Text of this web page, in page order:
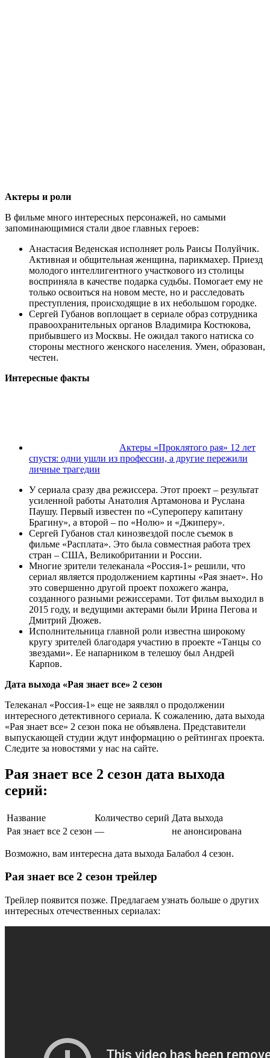
Актеры и роли
В фильме много интересных персонажей, но самыми
запоминающимися стали двое главных героев:
Анастасия Веденская исполняет роль Раисы Полуйчик.
Активная и общительная женщина, парикмахер. Приезд
молодого интеллигентного участкового из столицы
восприняла в качестве подарка судьбы. Помогает ему не
только освоиться на новом месте, но и расследовать
преступления, происходящие в их небольшом городке.
Сергей Губанов воплощает в сериале образ сотрудника
правоохранительных органов Владимира Костюкова,
прибывшего из Москвы. Не ожидал такого натиска со
стороны местного женского населения. Умен, образован,
честен.
Интересные факты
Актеры «Проклятого рая» 12 лет
спустя: одни ушли из профессии, а другие пережили
личные трагедии
У сериала сразу два режиссера. Этот проект – результат
усиленной работы Анатолия Артамонова и Руслана
Паушу. Первый известен по «Супероперу капитану
Брагину», а второй – по «Нолю» и «Джиперу».
Сергей Губанов стал кинозвездой после съемок в
фильме «Расплата». Это была совместная работа трех
стран – США, Великобритании и России.
Многие зрители телеканала «Россия-1» решили, что
сериал является продолжением картины «Рая знает». Но
это совершенно другой проект похожего жанра,
созданного разными режиссерами. Тот фильм выходил в
2015 году, и ведущими актерами были Ирина Пегова и
Дмитрий Дюжев.
Исполнительница главной роли известна широкому
кругу зрителей благодаря участию в проекте «Танцы со
звездами». Ее напарником в телешоу был Андрей
Карпов.
Дата выхода «Рая знает все» 2 сезон
Телеканал «Россия-1» еще не заявлял о продолжении
интересного детективного сериала. К сожалению, дата выхода
«Рая знает все» 2 сезон пока не объявлена. Представители
выпускающей студии ждут информацию о рейтингах проекта.
Следите за новостями у нас на сайте.
Рая знает все 2 сезон дата выхода
серий:
Название Количество серий Дата выхода
Рая знает все 2 сезон — не анонсирована
Возможно, вам интересна дата выхода Балабол 4 сезон.
Рая знает все 2 сезон трейлер
Трейлер появится позже. Предлагаем узнать больше о других
интересных отечественных сериалах: